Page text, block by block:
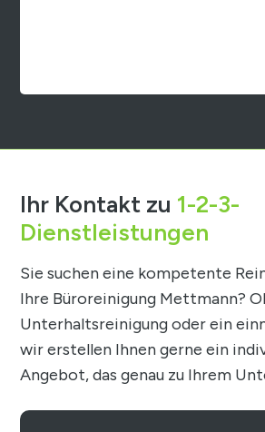
Ihr Kontakt zu 1-2-3-
Dienstleistungen
Sie suchen eine kompetente
Ihre Büroreinigung Mettmann?
Unterhaltsreinigung oder ein
wir erstellen Ihnen gerne ein
Angebot, das genau zu Ihrem